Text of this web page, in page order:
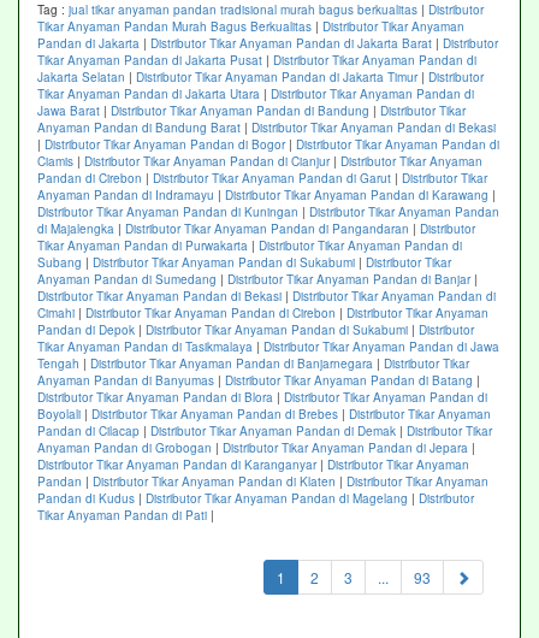
Tag : jual tikar anyaman pandan tradisional murah bagus berkualitas | Distributor
Tikar Anyaman Pandan Murah Bagus Berkualitas | Distributor Tikar Anyaman
Pandan di Jakarta | Distributor Tikar Anyaman Pandan di Jakarta Barat | Distributor
Tikar Anyaman Pandan di Jakarta Pusat | Distributor Tikar Anyaman Pandan di
Jakarta Selatan | Distributor Tikar Anyaman Pandan di Jakarta Timur| Distributor
Tikar Anyaman Pandan di Jakarta Utara | Distributor Tikar Anyaman Pandan di
Jawa Barat | Distributor Tikar Anyaman Pandan di Bandung | Distributor Tikar
Anyaman Pandan di Bandung Barat | Distributor Tikar Anyaman Pandan di Bekasi
| Distributor Tikar Anyaman Pandan di Bogor| Distributor Tikar Anyaman Pandan di
Ciamis | Distributor Tikar Anyaman Pandan di Cianjur| Distributor Tikar Anyaman
Pandan di Cirebon | Distributor Tikar Anyaman Pandan di Garut | Distributor Tikar
Anyaman Pandan di Indramayu | Distributor Tikar Anyaman Pandan di Karawang |
Distributor Tikar Anyaman Pandan di Kuningan | Distributor Tikar Anyaman Pandan
di Majalengka | Distributor Tikar Anyaman Pandan di Pangandaran | Distributor
Tikar Anyaman Pandan di Purwakarta | Distributor Tikar Anyaman Pandan di
Subang | Distributor Tikar Anyaman Pandan di Sukabumi | Distributor Tikar
Anyaman Pandan di Sumedang | Distributor Tikar Anyaman Pandan di Banjar|
Distributor Tikar Anyaman Pandan di Bekasi | Distributor Tikar Anyaman Pandan di
Cimahi | Distributor Tikar Anyaman Pandan di Cirebon | Distributor Tikar Anyaman
Pandan di Depok | Distributor Tikar Anyaman Pandan di Sukabumi | Distributor
Tikar Anyaman Pandan di Tasikmalaya | Distributor Tikar Anyaman Pandan di Jawa
Tengah | Distributor Tikar Anyaman Pandan di Banjarnegara | Distributor Tikar
Anyaman Pandan di Banyumas | Distributor Tikar Anyaman Pandan di Batang |
Distributor Tikar Anyaman Pandan di Blora | Distributor Tikar Anyaman Pandan di
Boyolali | Distributor Tikar Anyaman Pandan di Brebes | Distributor Tikar Anyaman
Pandan di Cilacap | Distributor Tikar Anyaman Pandan di Demak | Distributor Tikar
Anyaman Pandan di Grobogan | Distributor Tikar Anyaman Pandan di Jepara |
Distributor Tikar Anyaman Pandan di Karanganyar| Distributor Tikar Anyaman
Pandan | Distributor Tikar Anyaman Pandan di Klaten | Distributor Tikar Anyaman
Pandan di Kudus | Distributor Tikar Anyaman Pandan di Magelang | Distributor
Tikar Anyaman Pandan di Pati |
1 (current)
2 3 ... 93